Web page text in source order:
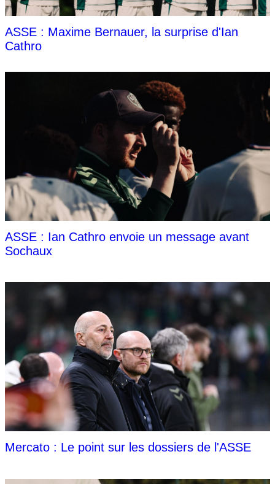
ASSE : Maxime Bernauer, la surprise d'Ian
Cathro
ASSE : Ian Cathro envoie un message avant
Sochaux
Mercato : Le point sur les dossiers de l'ASSE